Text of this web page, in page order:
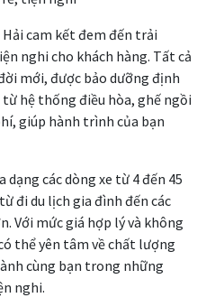
Hải cam kết đem đến trải
nghi cho khách hàng. Tất cả
mới, được bảo dưỡng định
hệ thống điều hòa, ghế ngồi
giúp hành trình của bạn
các dòng xe từ 4 đến 45
đi du lịch gia đình đến các
Với mức giá hợp lý và không
thể yên tâm về chất lượng
cùng bạn trong những
nghi.